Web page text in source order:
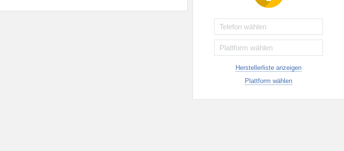
Herstellerliste anzeigen
Plattform wählen